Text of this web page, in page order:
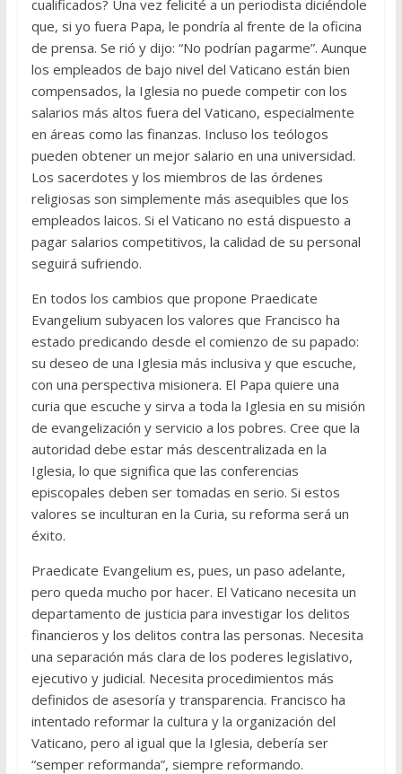
cualificados? Una vez felicité a un periodista diciéndole
que, si yo fuera Papa, le pondría al frente de la oficina
de prensa. Se rió y dijo: “No podrían pagarme”. Aunque
los empleados de bajo nivel del Vaticano están bien
compensados, la Iglesia no puede competir con los
salarios más altos fuera del Vaticano, especialmente
en áreas como las finanzas. Incluso los teólogos
pueden obtener un mejor salario en una universidad.
Los sacerdotes y los miembros de las órdenes
religiosas son simplemente más asequibles que los
empleados laicos. Si el Vaticano no está dispuesto a
pagar salarios competitivos, la calidad de su personal
seguirá sufriendo.
En todos los cambios que propone Praedicate
Evangelium subyacen los valores que Francisco ha
estado predicando desde el comienzo de su papado:
su deseo de una Iglesia más inclusiva y que escuche,
con una perspectiva misionera. El Papa quiere una
curia que escuche y sirva a toda la Iglesia en su misión
de evangelización y servicio a los pobres. Cree que la
autoridad debe estar más descentralizada en la
Iglesia, lo que significa que las conferencias
episcopales deben ser tomadas en serio. Si estos
valores se inculturan en la Curia, su reforma será un
éxito.
Praedicate Evangelium es, pues, un paso adelante,
pero queda mucho por hacer. El Vaticano necesita un
departamento de justicia para investigar los delitos
financieros y los delitos contra las personas. Necesita
una separación más clara de los poderes legislativo,
ejecutivo y judicial. Necesita procedimientos más
definidos de asesoría y transparencia. Francisco ha
intentado reformar la cultura y la organización del
Vaticano, pero al igual que la Iglesia, debería ser
“semper reformanda”, siempre reformando.